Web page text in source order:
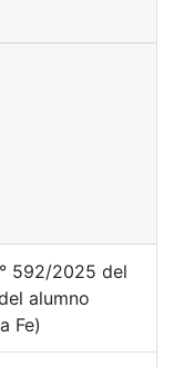
592/2025 del
alumno
Fe)